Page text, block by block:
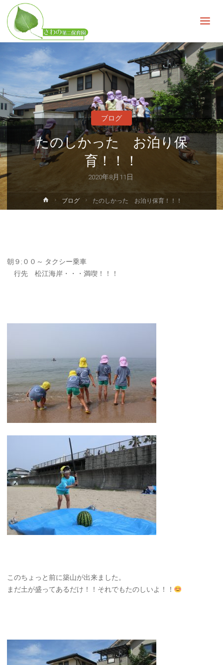
育
子
ど
も
限
の
可
能
性
を
広
げ
たのしかった お泊り保
育！！！
2020年8月11日
ブログ
ホ
ー
ブログ たのしかった お泊り保育！！！
朝９;００～ タクシー乗車
行先 松江海岸・・・満喫！！！
このちょっと前に築山が出来ました。
まだ土が盛ってあるだけ！！それでもたのしいよ！！